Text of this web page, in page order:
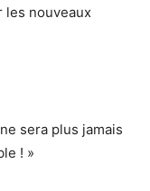
les nouveaux
sera plus jamais
! »